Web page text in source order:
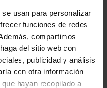
usan para personalizar
funciones de redes
compartimos
del sitio web con
publicidad y análisis
con otra información
hayan recopilado a